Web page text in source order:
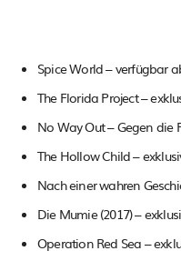
Spice World – verfügbar
The Florida Project –
No Way Out – Gegen die
The Hollow Child –
Nach einer wahren
Die Mumie (2017) –
Operation Red Sea –